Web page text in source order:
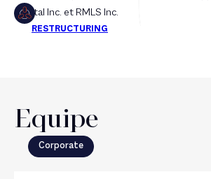
Capital Inc. et RMLS Inc.
Equipe
Corporate